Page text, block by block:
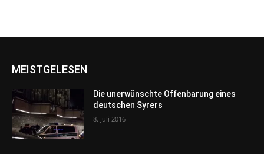
MEISTGELESEN
Die unerwünschte Offenbarung eines
deutschen Syrers
8. Juli 2016